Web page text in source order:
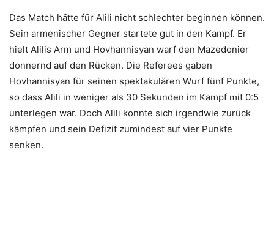
Das Match hätte für Alili nicht schlechter beginnen können.
Sein armenischer Gegner startete gut in den Kampf. Er
hielt Alilis Arm und Hovhannisyan warf den Mazedonier
donnernd auf den Rücken. Die Referees gaben
Hovhannisyan für seinen spektakulären Wurf fünf Punkte,
so dass Alili in weniger als 30 Sekunden im Kampf mit 0:5
unterlegen war. Doch Alili konnte sich irgendwie zurück
kämpfen und sein Defizit zumindest auf vier Punkte
senken.